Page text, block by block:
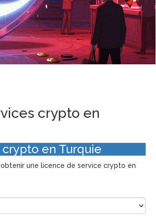
crypto en
en Turquie
une licence de service crypto en